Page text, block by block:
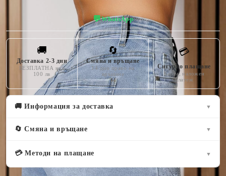
💬WhatsApp
🚚
Доставка 2-3 дни
БЕЗПЛАТНА над
100 лв
🔄
Смяна и връщане
14 дни право на
връщане
💳
Сигурно плащане
Карта, наложен
платеж
🚚 Информация за доставка ▼
🔄 Смяна и връщане ▼
💳 Методи на плащане ▼